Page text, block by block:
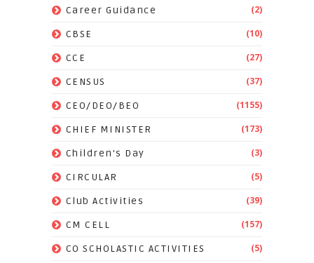
Career Guidance (2)
CBSE (10)
CCE (27)
CENSUS (37)
CEO/DEO/BEO (1155)
CHIEF MINISTER (173)
Children's Day (3)
CIRCULAR (5)
Club Activities (39)
CM CELL (157)
CO SCHOLASTIC ACTIVITIES (5)